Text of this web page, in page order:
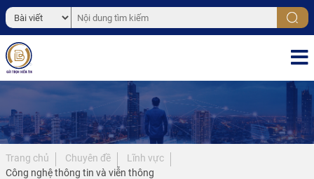
Trang chủ Chuyên đề
Lĩnh vực
Công nghệ thông tin và viễn thông